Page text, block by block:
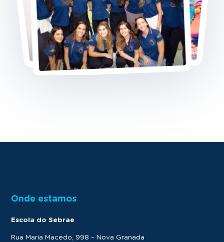
Onde estamos
Escola do Sebrae
Rua Maria Macedo, 998 – Nova Granada